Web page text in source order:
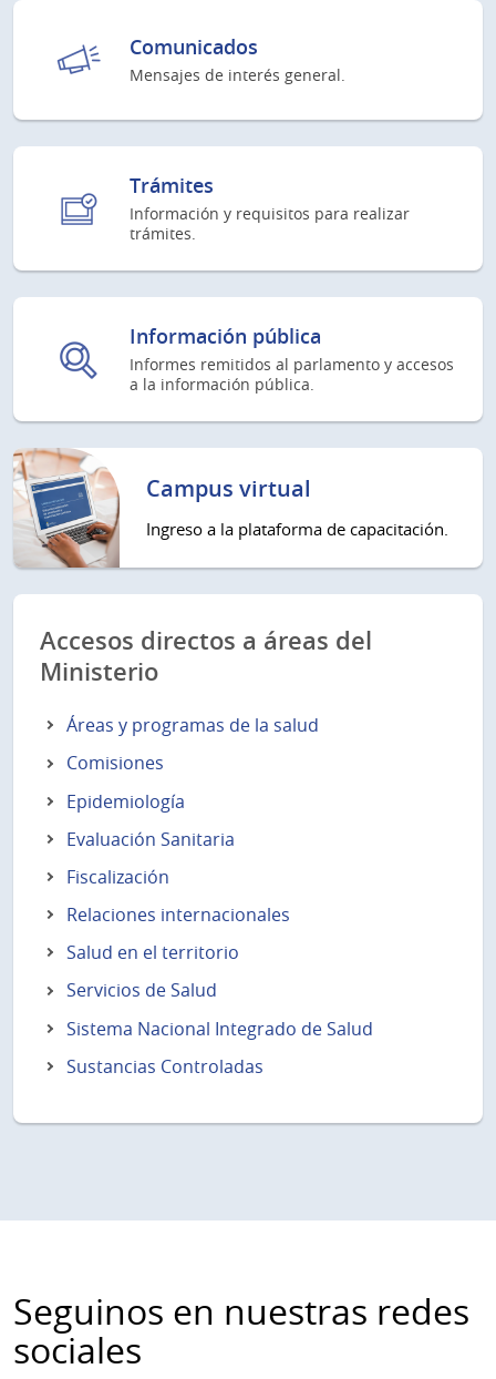
Comunicados
Mensajes de interés general.
Trámites
Información y requisitos para realizar
trámites.
Información pública
Informes remitidos al parlamento y accesos
a la información pública.
Campus virtual
Ingreso a la plataforma de capacitación.
Accesos directos a áreas del
Ministerio
Áreas y programas de la salud
Comisiones
Epidemiología
Evaluación Sanitaria
Fiscalización
Relaciones internacionales
Salud en el territorio
Servicios de Salud
Sistema Nacional Integrado de Salud
Sustancias Controladas
Seguinos en nuestras redes
sociales